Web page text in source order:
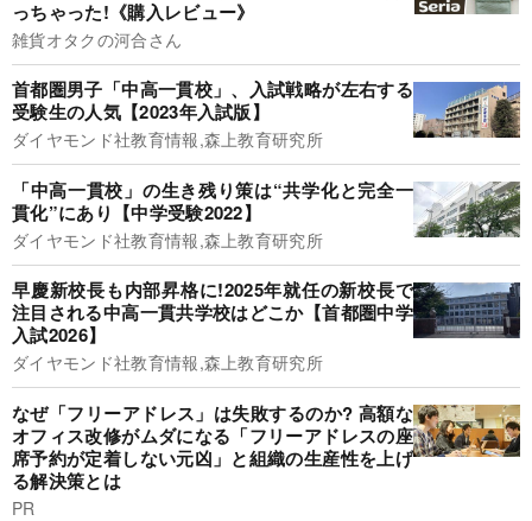
っちゃった!《購入レビュー》
雑貨オタクの河合さん
首都圏男子「中高一貫校」、入試戦略が左右する
受験生の人気【2023年入試版】
ダイヤモンド社教育情報,森上教育研究所
「中高一貫校」の生き残り策は“共学化と完全一
貫化”にあり【中学受験2022】
ダイヤモンド社教育情報,森上教育研究所
早慶新校長も内部昇格に!2025年就任の新校長で
注目される中高一貫共学校はどこか【首都圏中学
入試2026】
ダイヤモンド社教育情報,森上教育研究所
なぜ「フリーアドレス」は失敗するのか? 高額な
オフィス改修がムダになる「フリーアドレスの座
席予約が定着しない元凶」と組織の生産性を上げ
る解決策とは
PR